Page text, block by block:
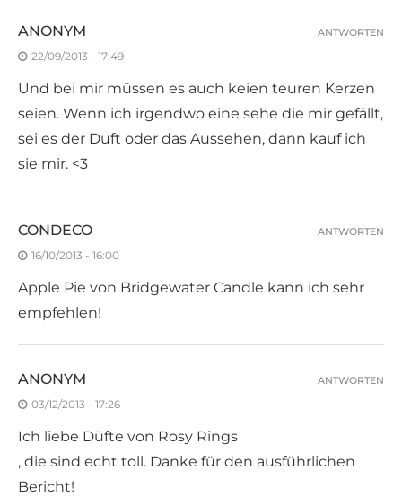
ANONYM
22/09/2013 - 17:49
Und bei mir müssen es auch keien teuren Kerzen
seien. Wenn ich irgendwo eine sehe die mir gefällt,
sei es der Duft oder das Aussehen, dann kauf ich
sie mir. <3
ANTWORTEN
CONDECO
16/10/2013 - 16:00
Apple Pie von Bridgewater Candle kann ich sehr
empfehlen!
ANTWORTEN
ANONYM
03/12/2013 - 17:26
Ich liebe Düfte von Rosy Rings
, die sind echt toll. Danke für den ausführlichen
Bericht!
ANTWORTEN